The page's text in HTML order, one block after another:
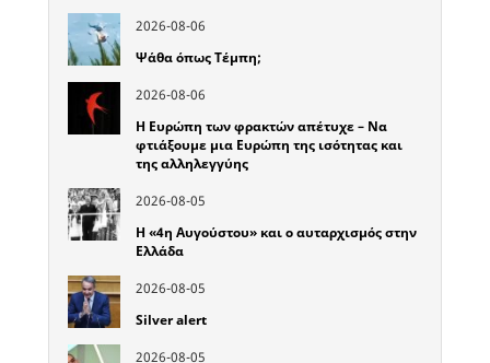
2026-08-06
Ψάθα όπως Τέμπη;
2026-08-06
Η Ευρώπη των φρακτών απέτυχε – Να
φτιάξουμε μια Ευρώπη της ισότητας και
της αλληλεγγύης
2026-08-05
Η «4η Αυγούστου» και ο αυταρχισμός στην
Ελλάδα
2026-08-05
Silver alert
2026-08-05